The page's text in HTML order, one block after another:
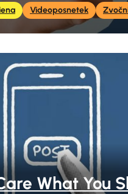
Videoposnetek
What You